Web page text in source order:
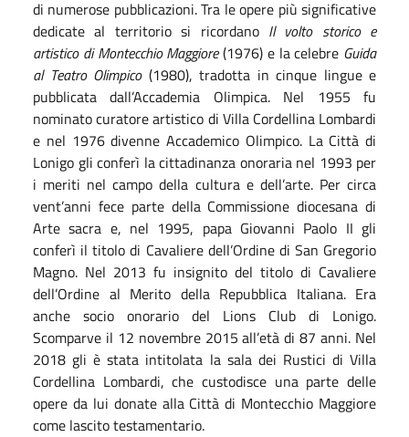
di numerose pubblicazioni. Tra le opere più significative
dedicate al territorio si ricordano Il volto storico e
artistico di Montecchio Maggiore(1976) e la celebre Guida
al Teatro Olimpico(1980), tradotta in cinque lingue e
pubblicata dall’Accademia Olimpica. Nel 1955 fu
nominato curatore artistico di Villa Cordellina Lombardi
e nel 1976 divenne Accademico Olimpico. La Città di
Lonigo gli conferì la cittadinanza onoraria nel 1993 per
i meriti nel campo della cultura e dell’arte. Per circa
vent’anni fece parte della Commissione diocesana di
Arte sacra e, nel 1995, papa Giovanni Paolo II gli
conferì il titolo di Cavaliere dell’Ordine di San Gregorio
Magno. Nel 2013 fu insignito del titolo di Cavaliere
dell’Ordine al Merito della Repubblica Italiana. Era
anche socio onorario del Lions Club di Lonigo.
Scomparve il 12 novembre 2015 all’età di 87 anni. Nel
2018 gli è stata intitolata la sala dei Rustici di Villa
Cordellina Lombardi, che custodisce una parte delle
opere da lui donate alla Città di Montecchio Maggiore
come lascito testamentario.